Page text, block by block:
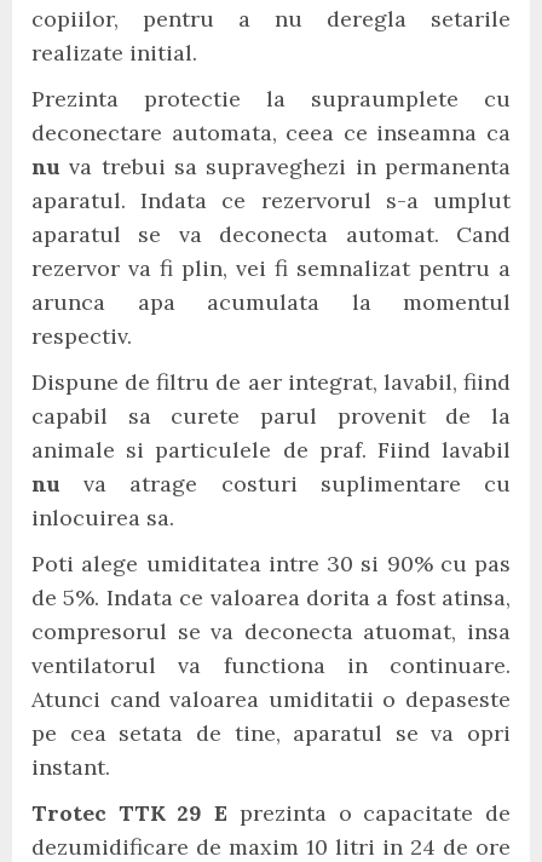
copiilor, pentru a nu deregla setarile
realizate initial.
Prezinta protectie la supraumplete cu
deconectare automata, ceea ce inseamna ca
nu va trebui sa supraveghezi in permanenta
aparatul. Indata ce rezervorul s-a umplut
aparatul se va deconecta automat. Cand
rezervor va fi plin, vei fi semnalizat pentru a
arunca apa acumulata la momentul
respectiv.
Dispune de filtru de aer integrat, lavabil, fiind
capabil sa curete parul provenit de la
animale si particulele de praf. Fiind lavabil
nu va atrage costuri suplimentare cu
inlocuirea sa.
Poti alege umiditatea intre 30 si 90% cu pas
de 5%. Indata ce valoarea dorita a fost atinsa,
compresorul se va deconecta atuomat, insa
ventilatorul va functiona in continuare.
Atunci cand valoarea umiditatii o depaseste
pe cea setata de tine, aparatul se va opri
instant.
Trotec TTK 29 E prezinta o capacitate de
dezumidificare de maxim 10 litri in 24 de ore